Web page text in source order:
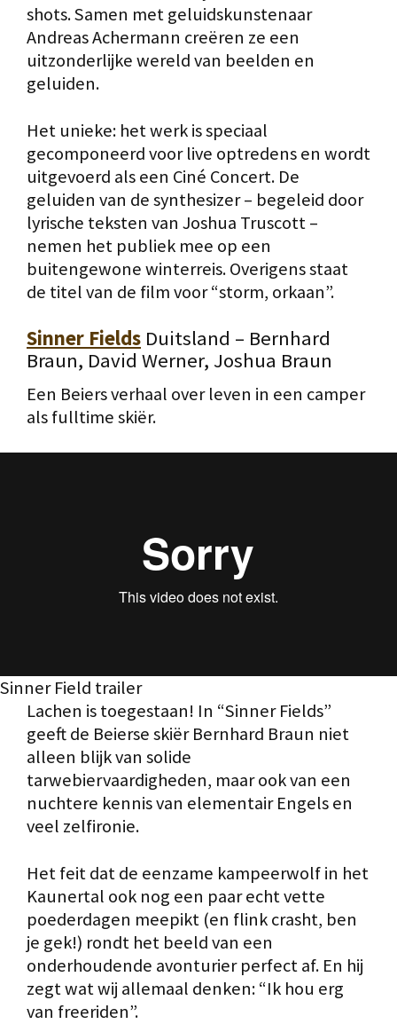
shots. Samen met geluidskunstenaar
Andreas Achermann creëren ze een
uitzonderlijke wereld van beelden en
geluiden.
Het unieke: het werk is speciaal
gecomponeerd voor live optredens en wordt
uitgevoerd als een Ciné Concert. De
geluiden van de synthesizer – begeleid door
lyrische teksten van Joshua Truscott –
nemen het publiek mee op een
buitengewone winterreis. Overigens staat
de titel van de film voor “storm, orkaan”.
Sinner Fields Duitsland – Bernhard
Braun, David Werner, Joshua Braun
Een Beiers verhaal over leven in een camper
als fulltime skiër.
Sinner Field trailer
Lachen is toegestaan! In “Sinner Fields”
geeft de Beierse skiër Bernhard Braun niet
alleen blijk van solide
tarwebiervaardigheden, maar ook van een
nuchtere kennis van elementair Engels en
veel zelfironie.
Het feit dat de eenzame kampeerwolf in het
Kaunertal ook nog een paar echt vette
poederdagen meepikt (en flink crasht, ben
je gek!) rondt het beeld van een
onderhoudende avonturier perfect af. En hij
zegt wat wij allemaal denken: “Ik hou erg
van freeriden”.